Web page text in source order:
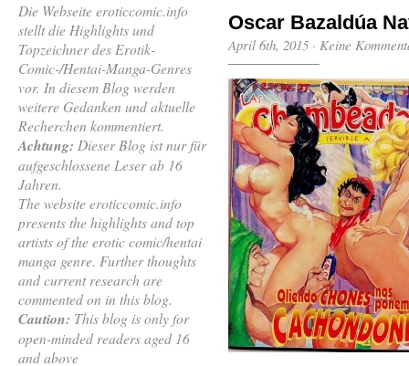
Die Webseite eroticcomic.info
stellt die Highlights und
Topzeichner des Erotik-
Comic-/Hentai-Manga-Genres
vor. In diesem Blog werden
weitere Gedanken und aktuelle
Recherchen kommentiert.
Achtung: Dieser Blog ist nur für
aufgeschlossene Leser ab 16
Jahren.
The website eroticcomic.info
presents the highlights and top
artists of the erotic comic/hentai
manga genre. Further thoughts
and current research are
commented on in this blog.
Caution: This blog is only for
open-minded readers aged 16
and above
Oscar Bazaldúa
April 6th, 2015 · Keine